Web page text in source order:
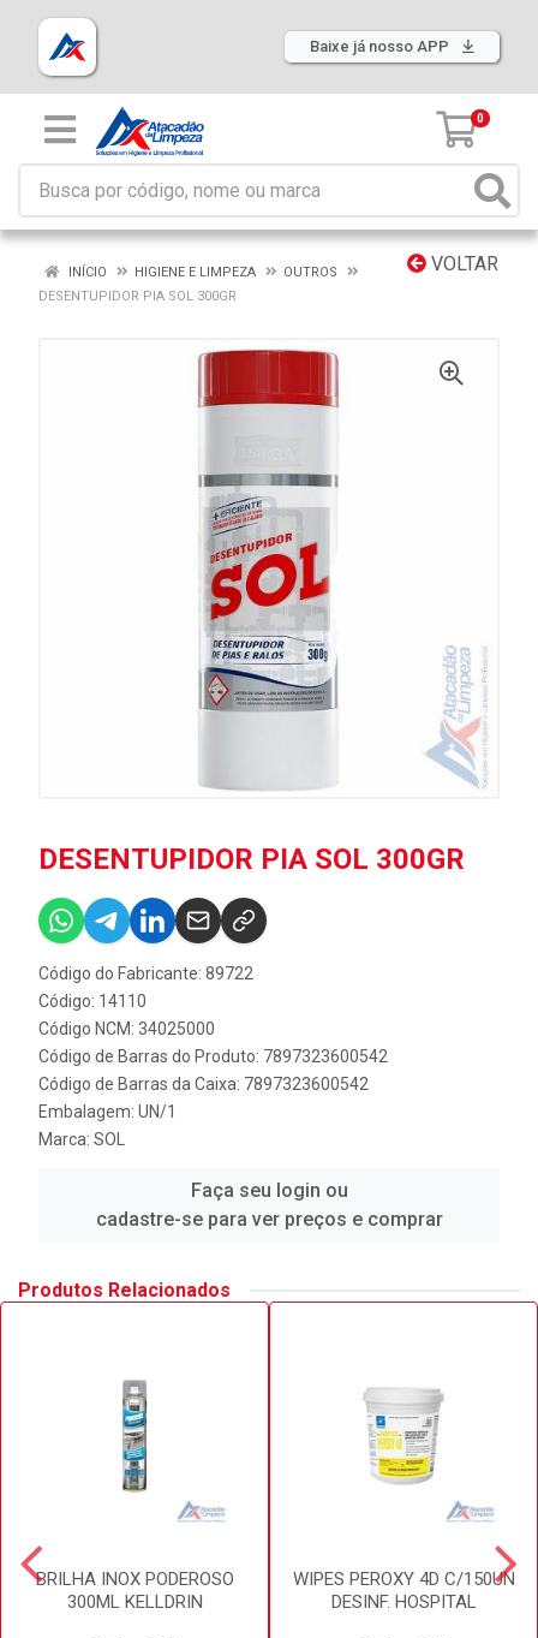
Baixe já nosso APP
0
VOLTAR
INÍCIO HIGIENE E LIMPEZA
OUTROS
DESENTUPIDOR PIA SOL 300GR
DESENTUPIDOR PIA SOL 300GR
Código do Fabricante: 89722
Código: 14110
Código NCM: 34025000
Código de Barras do Produto: 7897323600542
Código de Barras da Caixa: 7897323600542
Embalagem: UN/1
Marca: SOL
Faça seu login ou
cadastre-se para ver preços e comprar
Produtos Relacionados
BRILHA INOX PODEROSO
300ML KELLDRIN
WIPES PEROXY 4D C/150UN
DESINF. HOSPITAL